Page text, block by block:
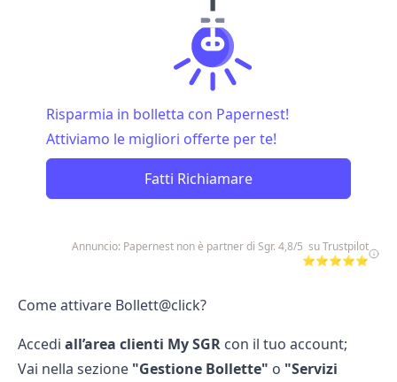
Risparmia in bolletta con Papernest!
Attiviamo le migliori offerte per te!
Fatti Richiamare
Annuncio: Papernest non è partner di Sgr. 4,8/5 su Trustpilot
⭐⭐⭐⭐⭐
Come attivare Bollett@click?
Accedi all’area clienti My SGR con il tuo account;
Vai nella sezione "Gestione Bollette" o "Servizi